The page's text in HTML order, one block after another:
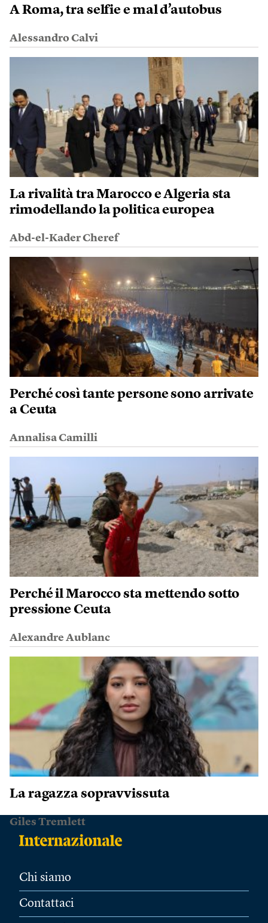
A Roma, tra selfie e mal d’autobus
Alessandro Calvi
La rivalità tra Marocco e Algeria sta
rimodellando la politica europea
Abd-el-Kader Cheref
Perché così tante persone sono arrivate
a Ceuta
Annalisa Camilli
Perché il Marocco sta mettendo sotto
pressione Ceuta
Alexandre Aublanc
La ragazza sopravvissuta
Giles Tremlett
Chi siamo
Contattaci